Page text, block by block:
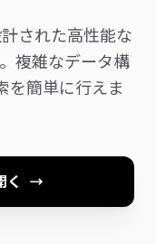
された高性能な
複雑なデータ構
を簡単に行えま
く